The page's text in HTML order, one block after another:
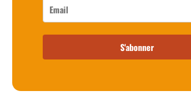
S'abonner